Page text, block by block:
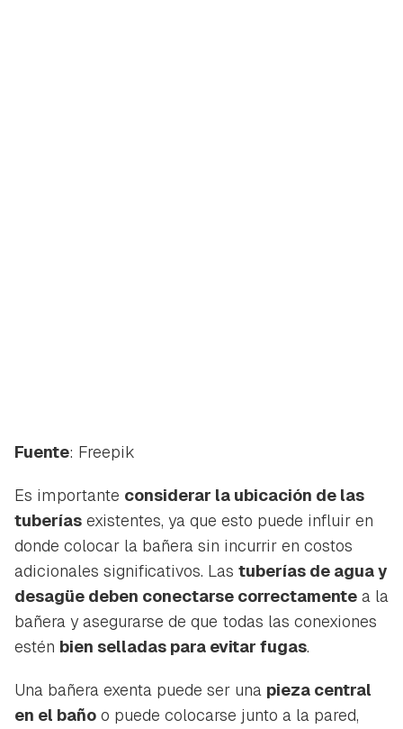
Fuente: Freepik
Es importante considerar la ubicación de las
tuberías existentes, ya que esto puede influir en
donde colocar la bañera sin incurrir en costos
adicionales significativos. Las tuberías de agua y
desagüe deben conectarse correctamente a la
bañera y asegurarse de que todas las conexiones
estén bien selladas para evitar fugas.
Una bañera exenta puede ser una pieza central
en el baño o puede colocarse junto a la pared,